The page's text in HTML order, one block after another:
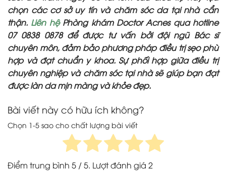
chọn các cơ sở uy tín và chăm sóc da tại nhà cẩn
thận. Liên hệPhòng khám Doctor Acnes qua hotline
07 0838 0878 để được tư vấn bởi đội ngũ Bác sĩ
chuyên môn, đảm bảo phương pháp điều trị sẹo phù
hợp và đạt chuẩn y khoa. Sự phối hợp giữa điều trị
chuyên nghiệp và chăm sóc tại nhà sẽ giúp bạn đạt
được làn da mịn màng và khỏe đẹp.
Bài viết này có hữu ích không?
Chọn 1-5 sao cho chất lượng bài viết
Điểm trung bình 5 / 5. Lượt đánh giá 2